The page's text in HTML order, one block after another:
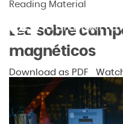
Reading Material
Lea sobre
magnéticos
Download as PDF